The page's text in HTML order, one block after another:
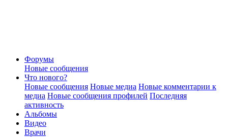
Форумы
Новые сообщения
Что нового?
Новые сообщения Новые медиа Новые комментарии к
медиа Новые сообщения профилей Последняя
активность
Альбомы
Видео
Врачи